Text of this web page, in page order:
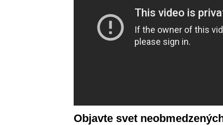
Objavte svet neobmedzen